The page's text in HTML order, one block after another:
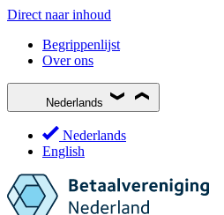
Direct naar inhoud
Begrippenlijst
Over ons
Nederlands
Nederlands
English